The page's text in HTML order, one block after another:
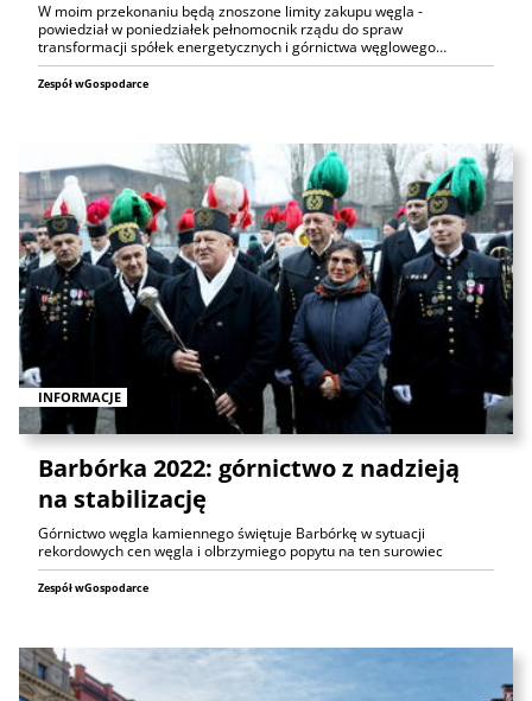
W moim przekonaniu będą znoszone limity zakupu węgla -
powiedział w poniedziałek pełnomocnik rządu do spraw
transformacji spółek energetycznych i górnictwa węglowego…
Zespół wGospodarce
INFORMACJE
Barbórka 2022: górnictwo z nadzieją
na stabilizację
Górnictwo węgla kamiennego świętuje Barbórkę w sytuacji
rekordowych cen węgla i olbrzymiego popytu na ten surowiec
Zespół wGospodarce